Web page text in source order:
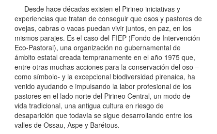
Desde hace décadas existen el Pirineo iniciativas y
experiencias que tratan de conseguir que osos y pastores de
ovejas, cabras o vacas puedan vivir juntos, en paz, en los
mismos parajes. Es el caso del FIEP (Fondo de Intervención
Eco-Pastoral), una organización no gubernamental de
ámbito estatal creada tempranamente en el año 1975 que,
entre otras muchas acciones para la conservación del oso –
como símbolo- y la excepcional biodiversidad pirenaica, ha
venido ayudando e impulsando la labor profesional de los
pastores en el lado norte del Pirineo Central, un modo de
vida tradicional, una antigua cultura en riesgo de
desaparición que todavía se sigue desarrollando entre los
valles de Ossau, Aspe y Barétous.